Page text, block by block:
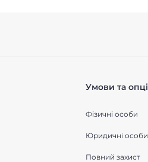
Умови та
Фізичні особи
Юридичні особи
Повний захист